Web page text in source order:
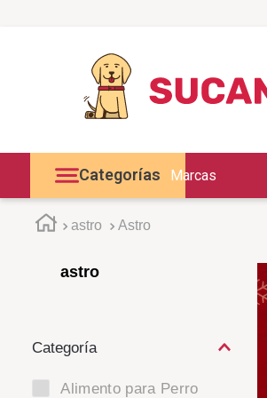
Categorías Marcas
astro Astro
astro
Alimento para Perro